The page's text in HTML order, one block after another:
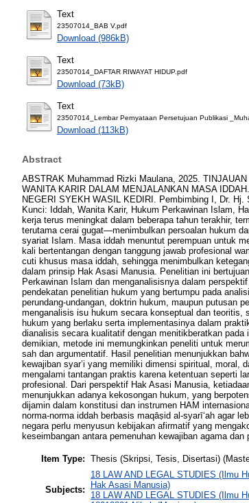
Text
23507014_BAB V.pdf
Download (986kB)
Text
23507014_DAFTAR RIWAYAT HIDUP.pdf
Download (73kB)
Text
23507014_Lembar Pernyataan Persetujuan Publikasi
Download (113kB)
Abstract
ABSTRAK Muhammad Rizki Maulana, 2025.
WANITA KARIR DALAM MENJALANKAN MASA
NEGERI SYEKH WASIL KEDIRI. Pembimbing I, Dr.
Kunci: Iddah, Wanita Karir, Hukum Perkawinan Islam,
kerja terus meningkat dalam beberapa tahun terakhir,
terutama cerai gugat—menimbulkan persoalan hukum
syariat Islam. Masa iddah menuntut perempuan untuk
kali bertentangan dengan tanggung jawab profesional
cuti khusus masa iddah, sehingga menimbulkan
dalam prinsip Hak Asasi Manusia. Penelitian ini
Perkawinan Islam dan menganalisisnya dalam
pendekatan penelitian hukum yang bertumpu pada
perundang-undangan, doktrin hukum, maupun putusan
menganalisis isu hukum secara konseptual dan teoritis,
hukum yang berlaku serta implementasinya dalam
dianalisis secara kualitatif dengan menitikberatkan
demikian, metode ini memungkinkan peneliti untuk
sah dan argumentatif. Hasil penelitian menunjukkan
kewajiban syar’i yang memiliki dimensi spiritual, moral,
mengalami tantangan praktis karena ketentuan seperti
profesional. Dari perspektif Hak Asasi Manusia,
menunjukkan adanya kekosongan hukum, yang
dijamin dalam konstitusi dan instrumen HAM
norma-norma iddah berbasis maqāṣid al-syarī‘ah agar
negara perlu menyusun kebijakan afirmatif yang
keseimbangan antara pemenuhan kewajiban agama
Item Type: Thesis (Skripsi, Tesis, Disertasi)
Subjects:
18 LAW AND LEGAL STUDIES (Ilmu
Hak Asasi Manusia)
18 LAW AND LEGAL STUDIES (Ilmu